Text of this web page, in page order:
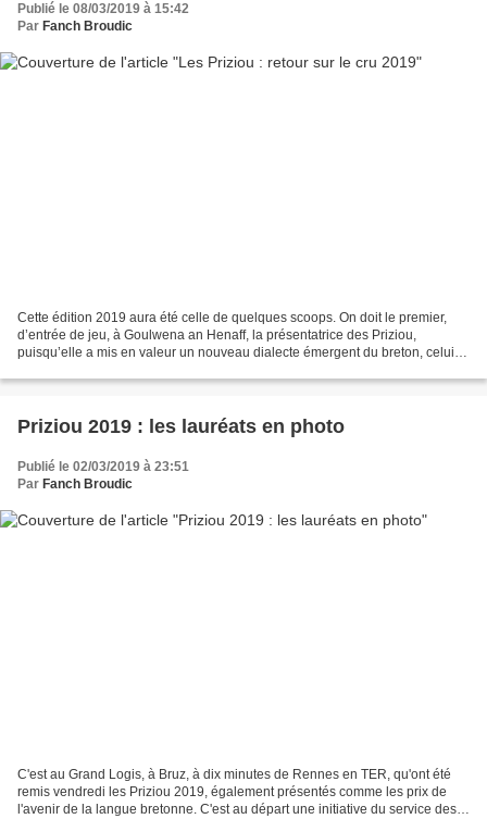
Publié le 08/03/2019 à 15:42
Par Fanch Broudic
Cette édition 2019 aura été celle de quelques scoops. On doit le premier,
d’entrée de jeu, à Goulwena an Henaff, la présentatrice des Priziou,
puisqu’elle a mis en valeur un nouveau dialecte émergent du breton, celui
Priziou 2019 : les lauréats en photo
Publié le 02/03/2019 à 23:51
Par Fanch Broudic
C'est au Grand Logis, à Bruz, à dix minutes de Rennes en TER, qu'ont été
remis vendredi les Priziou 2019, également présentés comme les prix de
l'avenir de la langue bretonne. C'est au départ une initiative du service des